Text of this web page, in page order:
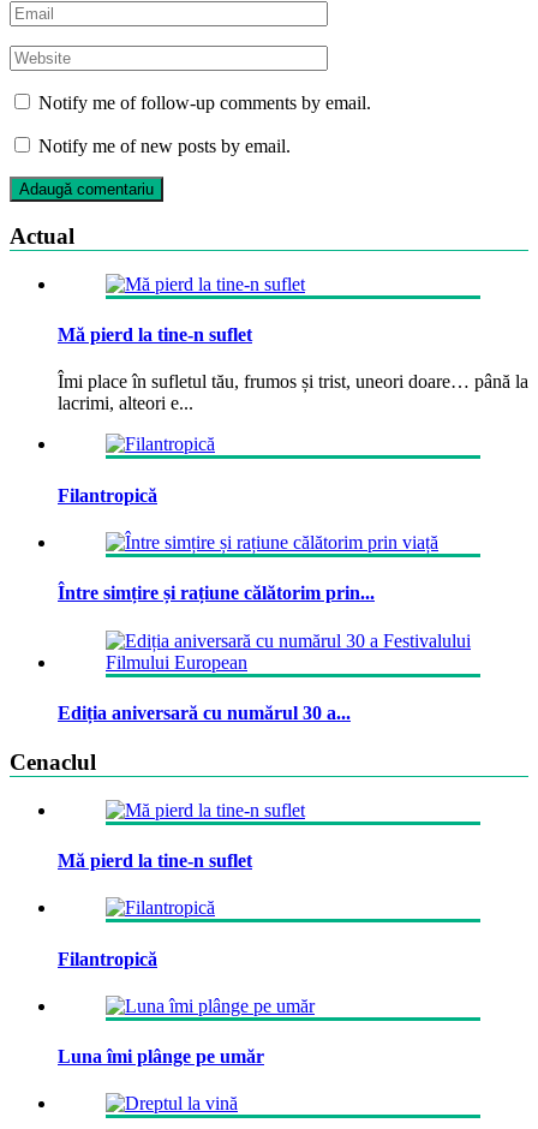
Notify me of follow-up comments by email.
Notify me of new posts by email.
Actual
Mă pierd la tine-n suflet
Îmi place în sufletul tău, frumos și trist, uneori doare… până la
lacrimi, alteori e...
Filantropică
Între simțire și rațiune călătorim prin...
Ediția aniversară cu numărul 30 a...
Cenaclul
Mă pierd la tine-n suflet
Filantropică
Luna îmi plânge pe umăr